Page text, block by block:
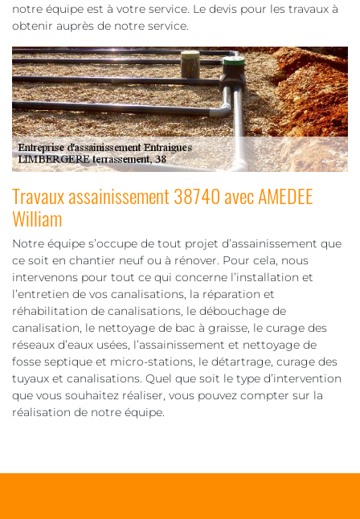
notre équipe est à votre service. Le devis pour les travaux à
obtenir auprès de notre service.
Travaux assainissement 38740 avec AMEDEE
William
Notre équipe s’occupe de tout projet d’assainissement que
ce soit en chantier neuf ou à rénover. Pour cela, nous
intervenons pour tout ce qui concerne l’installation et
l’entretien de vos canalisations, la réparation et
réhabilitation de canalisations, le débouchage de
canalisation, le nettoyage de bac à graisse, le curage des
réseaux d’eaux usées, l’assainissement et nettoyage de
fosse septique et micro-stations, le détartrage, curage des
tuyaux et canalisations. Quel que soit le type d’intervention
que vous souhaitez réaliser, vous pouvez compter sur la
réalisation de notre équipe.